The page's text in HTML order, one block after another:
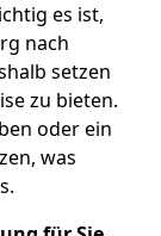
es ist,
nach
setzen
zu bieten.
oder ein
was